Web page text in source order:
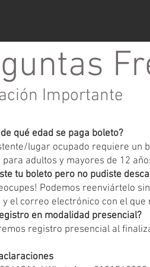
Importante
qué edad se paga boleto?
lugar ocupado requiere un
para adultos y mayores de 12
tu boleto pero no pudiste
Podemos reenviártelo
y el correo electrónico con el
en modalidad presencial?
registro presencial al